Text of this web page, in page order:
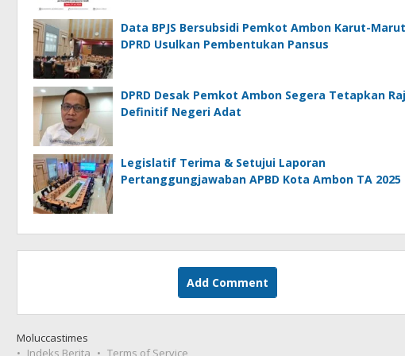
Data BPJS Bersubsidi Pemkot Ambon Karut-
DPRD Usulkan Pembentukan Pansus
DPRD Desak Pemkot Ambon Segera Tetapkan
Definitif Negeri Adat
Legislatif Terima & Setujui Laporan
Pertanggungjawaban APBD Kota Ambon TA 2025
Add Comment
Moluccastimes
Indeks Berita
Terms of Service